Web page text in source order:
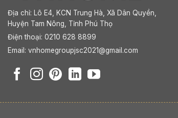
Địa chỉ: Lô E4, KCN Trung Hà, Xã Dân Quyền,
Huyện Tam Nông, Tỉnh Phú Thọ
Điện thoại: 0210 628 8899
Email: vnhomegroupjsc2021@gmail.com